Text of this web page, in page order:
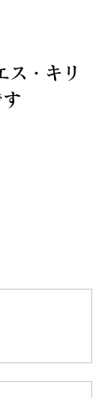
ス・キリ
す